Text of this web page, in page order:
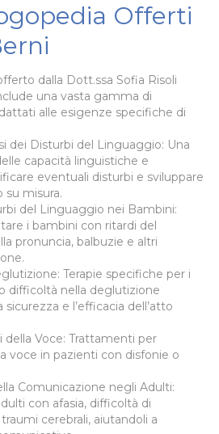
Offerti
dalla Dott.ssa Sofia Risoli
una vasta gamma di
alle esigenze specifiche di
dei Disturbi del Linguaggio: Una
capacità linguistiche e
eventuali disturbi e sviluppare
misura.
del Linguaggio nei Bambini:
i bambini con ritardi del
pronuncia, balbuzie e altri
Terapie specifiche per i
difficoltà nella deglutizione
e l’efficacia dell’atto
Voce: Trattamenti per
voce in pazienti con disfonie o
Comunicazione negli Adulti:
con afasia, difficoltà di
cerebrali, aiutandoli a